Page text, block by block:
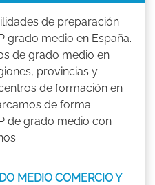
de preparación
grado medio en España.
de grado medio en
provincias y
de formación en
de forma
de grado medio con
MEDIO COMERCIO Y